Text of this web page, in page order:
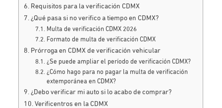
Requisitos para la verificación CDMX
¿Qué pasa si no verifico a tiempo en CDMX?
Multa de verificación CDMX 2026
Formato de multa de verificación CDMX
Prórroga en CDMX de verificación vehicular
¿Se puede ampliar el período de verificación CDMX?
¿Cómo hago para no pagar la multa de verificación
extemporánea en CDMX?
¿Debo verificar mi auto si lo acabo de comprar?
Verificentros en la CDMX